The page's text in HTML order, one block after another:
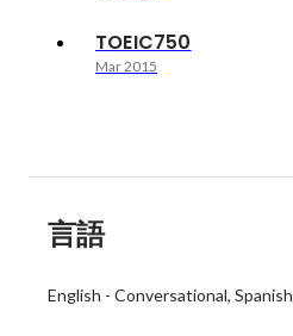
TOEIC750
Mar 2015
言語
English - Conversational Spanish